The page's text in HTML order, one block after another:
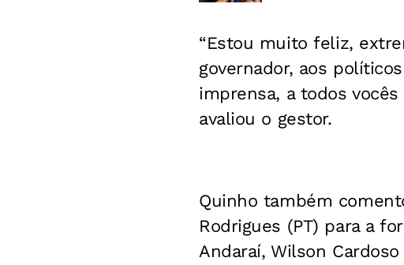
“Estou muito feliz,
governador, aos
imprensa, a todos
avaliou o gestor.
Quinho também
Rodrigues (PT) para a
Andaraí, Wilson